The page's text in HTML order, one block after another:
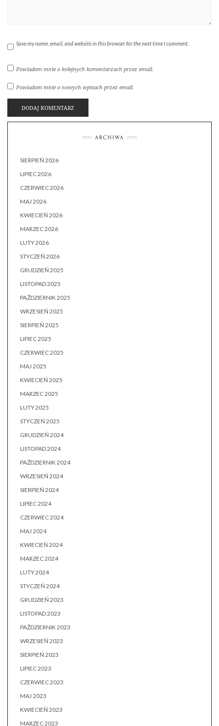
Save my name, email, and website in this browser for the next time I comment.
Powiadom mnie o kolejnych komentarzach przez email.
Powiadom mnie o nowych wpisach przez email.
ARCHIWA
SIERPIEŃ 2026
LIPIEC 2026
CZERWIEC 2026
MAJ 2026
KWIECIEŃ 2026
MARZEC 2026
LUTY 2026
STYCZEŃ 2026
GRUDZIEŃ 2025
LISTOPAD 2025
PAŹDZIERNIK 2025
WRZESIEŃ 2025
SIERPIEŃ 2025
LIPIEC 2025
CZERWIEC 2025
MAJ 2025
KWIECIEŃ 2025
MARZEC 2025
LUTY 2025
STYCZEŃ 2025
GRUDZIEŃ 2024
LISTOPAD 2024
PAŹDZIERNIK 2024
WRZESIEŃ 2024
SIERPIEŃ 2024
LIPIEC 2024
CZERWIEC 2024
MAJ 2024
KWIECIEŃ 2024
MARZEC 2024
LUTY 2024
STYCZEŃ 2024
GRUDZIEŃ 2023
LISTOPAD 2023
PAŹDZIERNIK 2023
WRZESIEŃ 2023
SIERPIEŃ 2023
LIPIEC 2023
CZERWIEC 2023
MAJ 2023
KWIECIEŃ 2023
MARZEC 2023